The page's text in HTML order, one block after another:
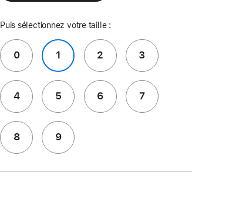
Puis sélectionnez votre taille :
0 1 2 3
4 5 6 7
8 9